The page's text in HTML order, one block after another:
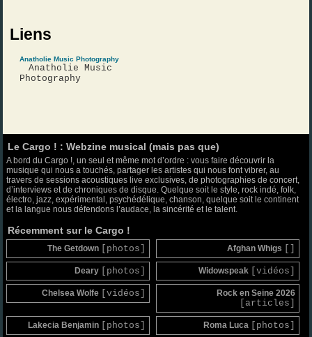
Liens
Anatholie Music Photography
Anatholie Music
Photography
Le Cargo ! : Webzine musical (mais pas que)
A bord du Cargo !, un seul et même mot d’ordre : vous faire découvrir la
musique qui nous a touchés, partager les artistes qui nous font vibrer, au
travers de sessions acoustiques live exclusives, de photographies de concert,
d’interviews et de chroniques de disque. Quelque soit le style, rock indé, folk,
électro, jazz, expérimental, psychédélique, chanson, quelque soit le continent
et la langue nous défendons l’audace, la sincérité et le talent.
Récemment sur le Cargo !
The Getdown [photos] Afghan Whigs
Deary [photos] Widowspeak [vidéos]
Chelsea Wolfe [vidéos] Rock en Seine 2026
[articles]
Lakecia Benjamin [photos] Roma Luca [photos]